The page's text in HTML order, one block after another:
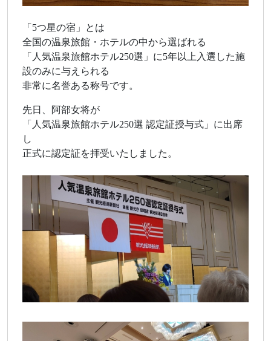
「5つ星の宿」とは
全国の温泉旅館・ホテルの中から選ばれる
「人気温泉旅館ホテル250選」に5年以上入選した施
設のみに与えられる
非常に名誉ある称号です。
先日、阿部女将が
「人気温泉旅館ホテル250選 認定証授与式」に出席
し
正式に認定証を拝受いたしました。